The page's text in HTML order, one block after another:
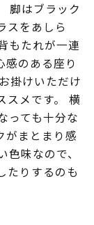
脚はブラック
スをあしら
もたれが一連
感のある座り
掛けいただけ
スメです。 横
っても十分な
がまとまり感
味なので、
たりするのも